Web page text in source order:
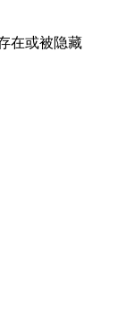
在或被隐藏